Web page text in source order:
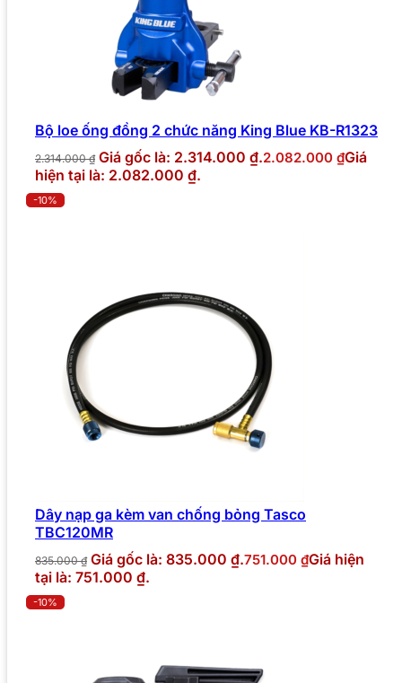
Bộ loe ống đồng 2 chức năng King Blue KB-R1323
2.314.000₫ Giá gốc là: 2.314.000 ₫.2.082.000 ₫Giá
hiện tại là: 2.082.000 ₫.
-10%
Dây nạp ga kèm van chống bỏng Tasco
TBC120MR
835.000₫ Giá gốc là: 835.000 ₫.751.000 ₫Giá hiện
tại là: 751.000 ₫.
-10%